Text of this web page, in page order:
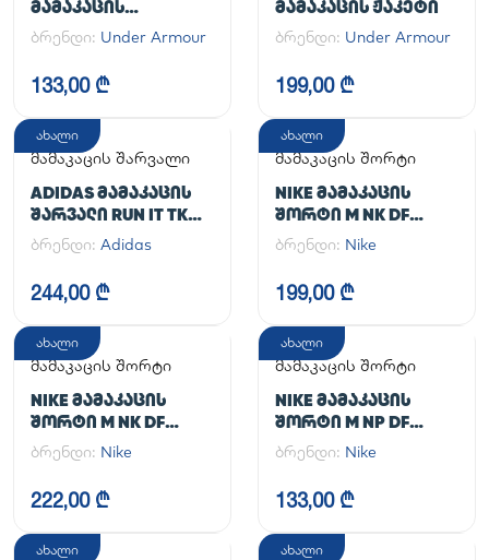
ᲛᲐᲛᲐᲙᲐᲪᲘᲡ
ᲡᲞᲝᲠᲢᲣᲚᲘ ᲨᲐᲠᲕᲐᲚᲘ
UA CG ARMOUR
LEGGINGS
ბრენდი: Under Armour
133,00 ₾
ᲛᲐᲛᲐᲙᲐᲪᲘᲡ ᲟᲐᲙᲔᲢᲘ
ბრენდი: Under Armour
199,00 ₾
ახალი
მამაკაცის შარვალი
ADIDAS ᲛᲐᲛᲐᲙᲐᲪᲘᲡ
ᲨᲐᲠᲕᲐᲚᲘ RUN IT TKO
PANT
ბრენდი: Adidas
244,00 ₾
ახალი
მამაკაცის შორტი
NIKE ᲛᲐᲛᲐᲙᲐᲪᲘᲡ
ᲨᲝᲠᲢᲘ M NK DF
UNLIMITED WVN 7IN
ბრენდი: Nike
199,00 ₾
ახალი
მამაკაცის შორტი
NIKE ᲛᲐᲛᲐᲙᲐᲪᲘᲡ
ᲨᲝᲠᲢᲘ M NK DF
UNLIMITED WVN 7IN
2IN1
ბრენდი: Nike
222,00 ₾
ახალი
მამაკაცის შორტი
NIKE ᲛᲐᲛᲐᲙᲐᲪᲘᲡ
ᲨᲝᲠᲢᲘ M NP DF
LONG SHORT
ბრენდი: Nike
133,00 ₾
ახალი ახალი